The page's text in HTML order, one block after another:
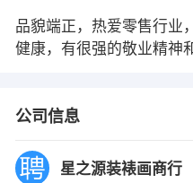
品貌端正，热爱零售行业
健康，有很强的敬业精神
公司信息
星之源装裱画商行